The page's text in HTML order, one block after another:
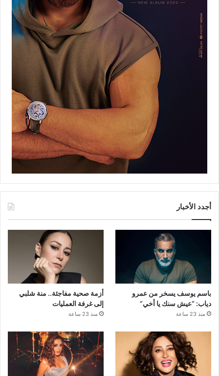
أجدد الأخبار
باسم يوسف يسخر من عمرو
دياب: “عيش سنك يا أخي”
منذ 23 ساعة
أزمة صحية مفاجئة.. منة شلبي
إلى غرفة العمليات
منذ 23 ساعة